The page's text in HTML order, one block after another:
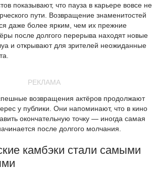
показывают, что пауза в карьере вовсе не
пути. Возвращение знаменитостей
даже более ярким, чем их прежние
после долгого перерыва находят новые
и открывают для зрителей неожиданные
РЕКЛАМА
возвращения актёров продолжают
у публики. Они напоминают, что в кино
окончательную точку — иногда самая
после долгого молчания.
камбэки стали самыми